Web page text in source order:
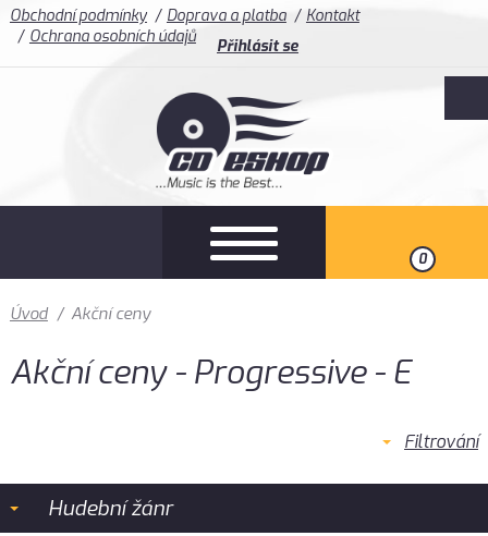
Obchodní podmínky Doprava a platba
Kontakt
Ochrana osobních údajů
Přihlásit se
0
Úvod / Akční ceny
Akční ceny - Progressive - E
Filtrování
Hudební žánr